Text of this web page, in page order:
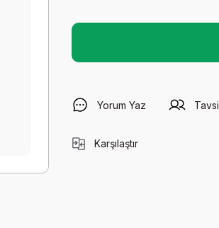
Yorum Yaz
Karşılaştır